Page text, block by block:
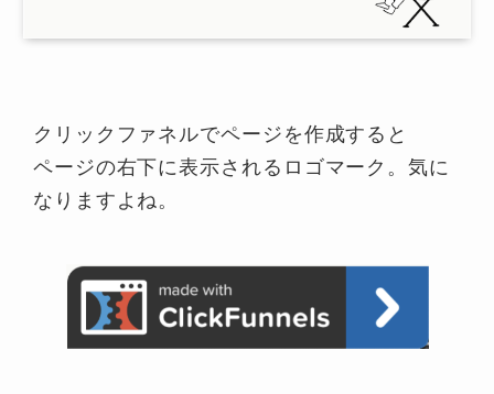
クリックファネルでページを作成すると
ページの右下に表示されるロゴマーク。気に
なりますよね。